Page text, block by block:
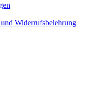
Widerrufsbelehrung